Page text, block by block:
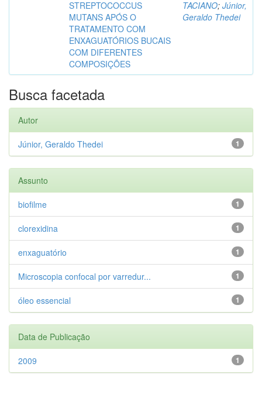
STREPTOCOCCUS
MUTANS APÓS O
TRATAMENTO COM
ENXAGUATÓRIOS BUCAIS
COM DIFERENTES
COMPOSIÇÕES
TACIANO; Júnior,
Geraldo Thedei
Busca facetada
Autor
1
Júnior, Geraldo Thedei
Assunto
1
biofilme
1
clorexidina
1
enxaguatório
1
Microscopia confocal por varredur...
1
óleo essencial
Data de Publicação
1
2009